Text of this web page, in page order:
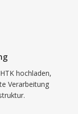
hochladen,
Verarbeitung